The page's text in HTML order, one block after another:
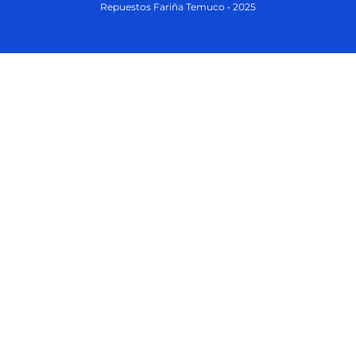
Repuestos Fariña Temuco • 2025